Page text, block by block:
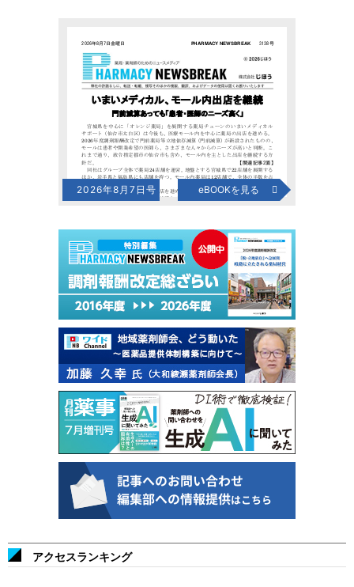
2026年8月7日号 eBOOKを見る
アクセスランキング